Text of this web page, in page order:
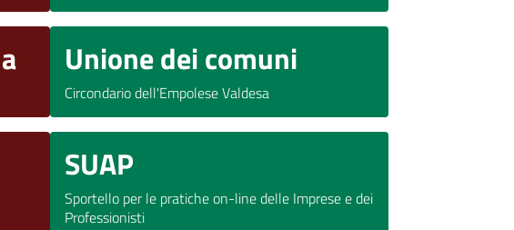
Unione dei comuni
Circondario dell'Empolese Valdesa
SUAP
Sportello per le pratiche on-line delle Imprese e dei
Professionisti